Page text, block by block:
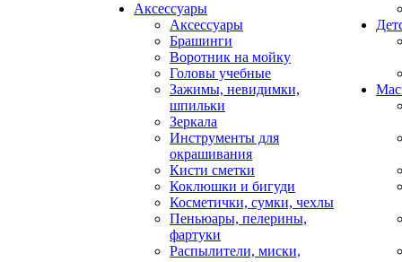
Аксессуары
Аксессуары
Брашинги
Воротник на мойку
Головы учебные
Зажимы, невидимки,
шпильки
Зеркала
Инструменты для
окрашивания
Кисти сметки
Коклюшки и бигуди
Косметички, сумки, чехлы
Пеньюары, пелерины,
фартуки
Распылители, миски,